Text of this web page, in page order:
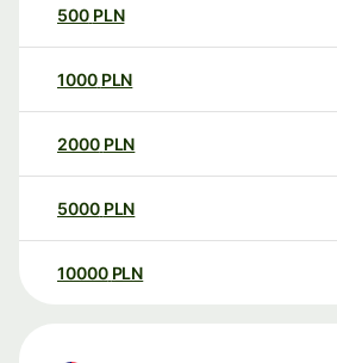
500 PLN
1000 PLN
2000 PLN
5000 PLN
10000 PLN